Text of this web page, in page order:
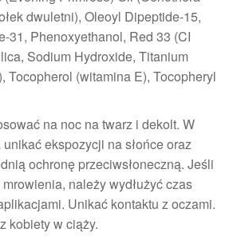
dwuletni), Oleoyl Dipeptide-15,
31, Phenoxyethanol, Red 33 (CI
Sodium Hydroxide, Titanium
Tocopherol (witamina E), Tocopheryl
na noc na twarz i dekolt. W
ekspozycji na słońce oraz
ochronę przeciwsłoneczną. Jeśli
należy wydłużyć czas
Unikać kontaktu z oczami.
kobiety w ciąży.